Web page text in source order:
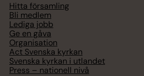
Hitta församling
Bli medlem
Lediga jobb
Ge en gåva
Organisation
Act Svenska kyrkan
Svenska kyrkan i utlandet
Press – nationell nivå